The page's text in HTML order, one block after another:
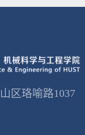
区珞喻路1037